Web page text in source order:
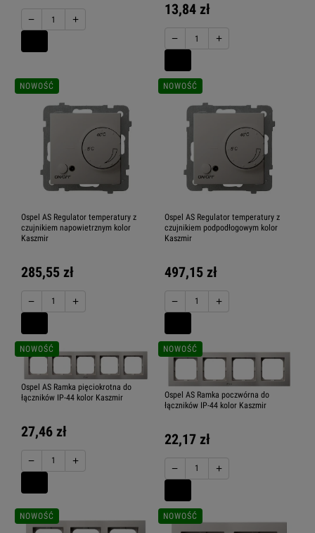
− +
13,84 zł
− +
Ospel AS Regulator temperatury z
czujnikiem napowietrznym kolor
Kaszmir
285,55 zł
− +
NOWOŚĆ
Ospel AS Regulator temperatury z
czujnikiem podpodłogowym kolor
Kaszmir
497,15 zł
− +
NOWOŚĆ
Ospel AS Ramka pięciokrotna do
łączników IP-44 kolor Kaszmir
27,46 zł
− +
NOWOŚĆ
Ospel AS Ramka poczwórna do
łączników IP-44 kolor Kaszmir
22,17 zł
− +
NOWOŚĆ
NOWOŚĆ NOWOŚĆ